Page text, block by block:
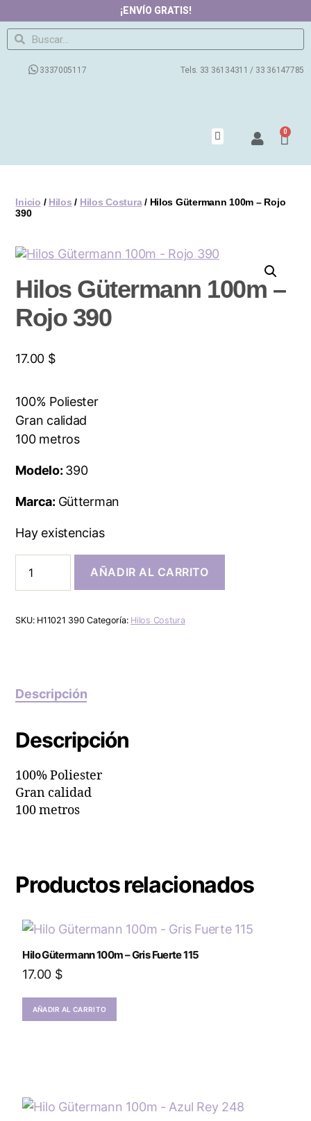
¡ENVÍO GRATIS!
3337005117 Tels. 33 36134311 / 33 36147785
0
Inicio / Hilos / Hilos Costura/ Hilos Gütermann 100m – Rojo
390
Hilos Gütermann 100m –
Rojo 390
17.00 $
100% Poliester
Gran calidad
100 metros
Modelo: 390
Marca: Gütterman
Hay existencias
AÑADIR AL CARRITO
SKU: H11021 390 Categoría: Hilos Costura
Descripción
Descripción
100% Poliester
Gran calidad
100 metros
Productos relacionados
Hilo Gütermann 100m – Gris Fuerte 115
17.00 $
AÑADIR AL CARRITO